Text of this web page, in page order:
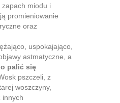
miodu i
promieniowanie
oraz
uspokajająco,
astmatyczne, a
palić się
pszczeli, z
woszczyny,
innych